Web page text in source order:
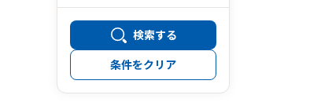
検索する
条件をクリア